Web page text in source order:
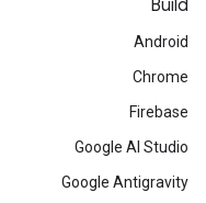
Build
Android
Chrome
Firebase
Google AI Studio
Google Antigravity